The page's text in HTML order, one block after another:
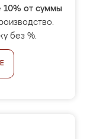
10% от суммы
без %.